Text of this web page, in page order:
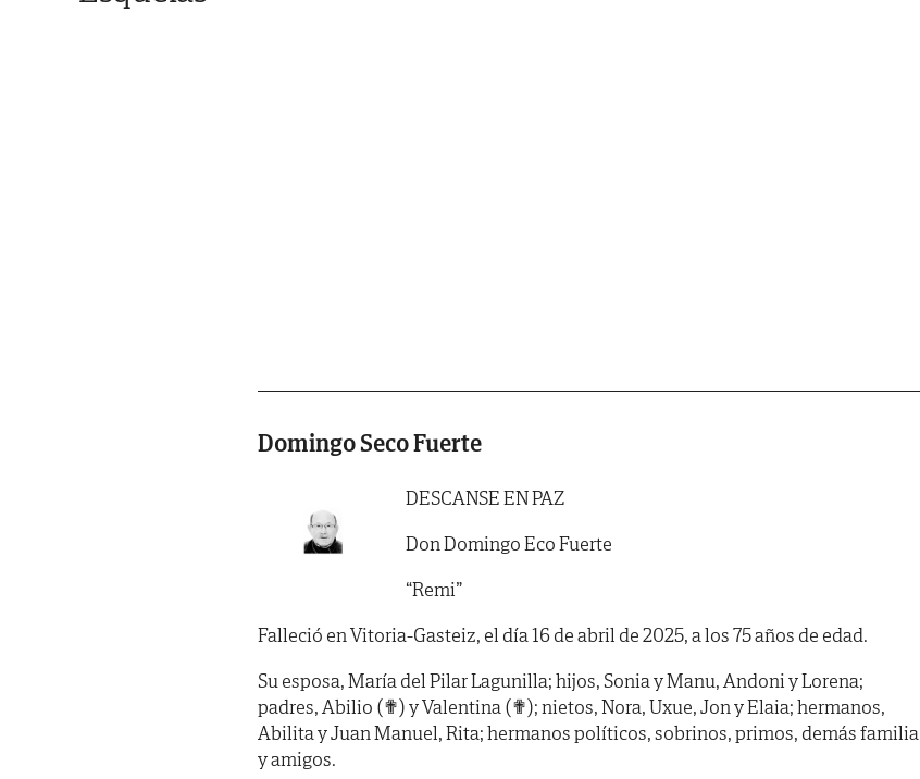
Domingo Seco Fuerte
DESCANSE EN PAZ
Don Domingo Eco Fuerte
“Remi”
Falleció en Vitoria-Gasteiz, el día 16 de abril de 2025, a los 75 años de edad.
Su esposa, María del Pilar Lagunilla; hijos, Sonia y Manu, Andoni y Lorena;
padres, Abilio (✟) y Valentina (✟); nietos, Nora, Uxue, Jon y Elaia; hermanos,
Abilita y Juan Manuel, Rita; hermanos políticos, sobrinos, primos, demás familia
y amigos.